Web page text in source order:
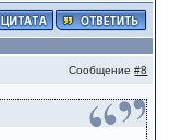
Сообщение#8